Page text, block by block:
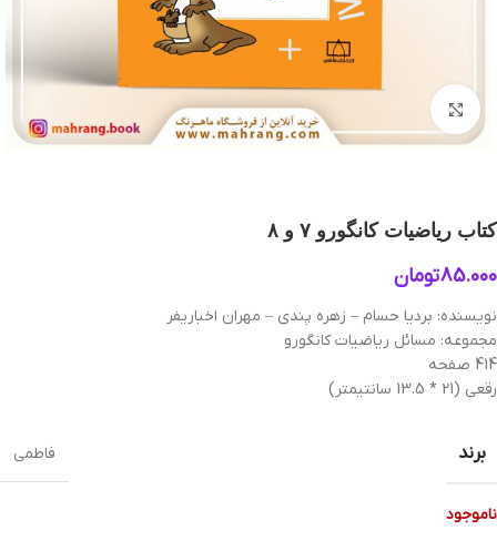
بزرگنمایی تصویر
کتاب ریاضیات کانگورو ۷ و ۸
85.000تومان
نویسنده: بردیا حسام – زهره پندی – مهران اخباریفر
مجموعه: مسائل ریاضیات کانگورو
414 صفحه
رقعی (21 * 13.5 سانتیمتر)
برند فاطمی
ناموجود